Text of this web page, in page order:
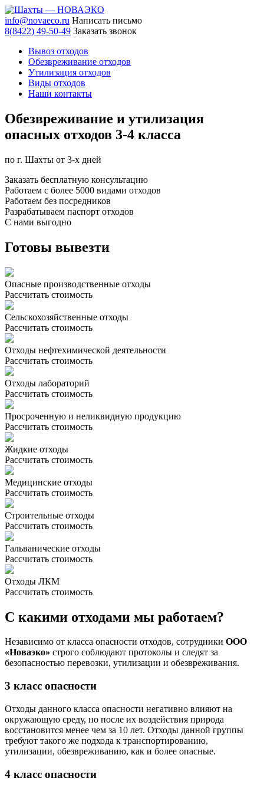
info@novaeco.ru Написать письмо
8(8422) 49-50-49 Заказать звонок
Вывоз отходов
Обезвреживание отходов
Утилизация отходов
Виды отходов
Наши контакты
Обезвреживание и утилизация
опасных отходов 3-4 класса
по г. Шахты от 3-х дней
Заказать бесплатную консультацию
Работаем с более 5000 видами отходов
Работаем без посредников
Разрабатываем паспорт отходов
С нами выгодно
Готовы вывезти
Опасные производственные отходы
Рассчитать стоимость
Сельскохозяйственные отходы
Рассчитать стоимость
Отходы нефтехимической деятельности
Рассчитать стоимость
Отходы лабораторий
Рассчитать стоимость
Просроченную и неликвидную продукцию
Рассчитать стоимость
Жидкие отходы
Рассчитать стоимость
Медицинские отходы
Рассчитать стоимость
Строительные отходы
Рассчитать стоимость
Гальванические отходы
Рассчитать стоимость
Отходы ЛКМ
Рассчитать стоимость
С какими отходами мы работаем?
Независимо от класса опасности отходов, сотрудники ООО
«Новаэко» строго соблюдают протоколы и следят за
безопасностью перевозки, утилизации и обезвреживания.
3 класс опасности
Отходы данного класса опасности негативно влияют на
окружающую среду, но после их воздействия природа
восстановится менее чем за 10 лет. Отходы данной группы
требуют такого же подхода к транспортированию,
утилизации, обезвреживанию, как и более опасные.
4 класс опасности